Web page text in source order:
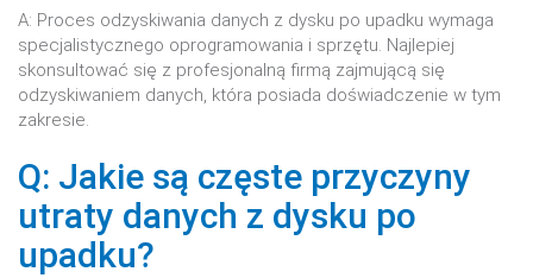
A: Proces odzyskiwania danych z dysku po upadku wymaga
specjalistycznego oprogramowania i sprzętu. Najlepiej
skonsultować się z profesjonalną firmą zajmującą się
odzyskiwaniem danych, która posiada doświadczenie w tym
zakresie.
Q: Jakie są częste przyczyny
utraty danych z dysku po
upadku?